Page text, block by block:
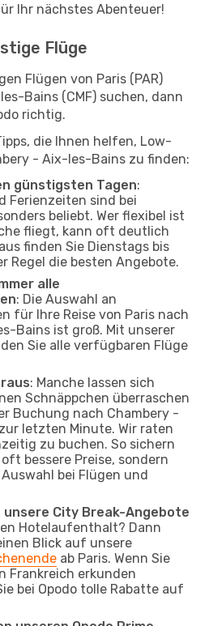
Ihr nächstes Abenteuer!
Flüge
Flügen von Paris (PAR)
Bains (CMF) suchen, dann
richtig.
die Ihnen helfen, Low-
- Aix-les-Bains zu finden:
günstigsten Tagen:
Ferienzeiten sind bei
beliebt. Wer flexibel ist
fliegt, kann oft deutlich
finden Sie Dienstags bis
Regel die besten Angebote.
alle
: Die Auswahl an
für Ihre Reise von Paris nach
Bains ist groß. Mit unserer
Sie alle verfügbaren Flüge
: Manche lassen sich
Schnäppchen überraschen
Buchung nach Chambery -
letzten Minute. Wir raten
zu buchen. So sichern
bessere Preise, sondern
bei Flügen und
unsere City Break-Angebote
Hotelaufenthalt? Dann
Blick auf unsere
ab Paris. Wenn Sie
Frankreich erkunden
bei Opodo tolle Rabatte auf